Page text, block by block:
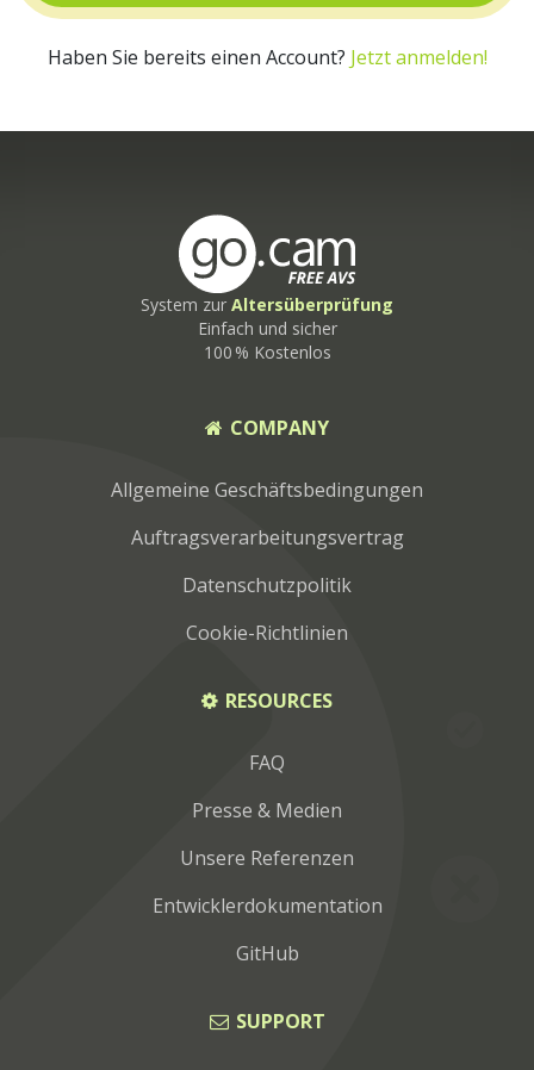
Haben Sie bereits einen Account? Jetzt anmelden!
System zur Altersüberprüfung
Einfach und sicher
100 % Kostenlos
COMPANY
Allgemeine Geschäftsbedingungen
Auftragsverarbeitungsvertrag
Datenschutzpolitik
Cookie-Richtlinien
RESOURCES
FAQ
Presse & Medien
Unsere Referenzen
Entwicklerdokumentation
GitHub
SUPPORT